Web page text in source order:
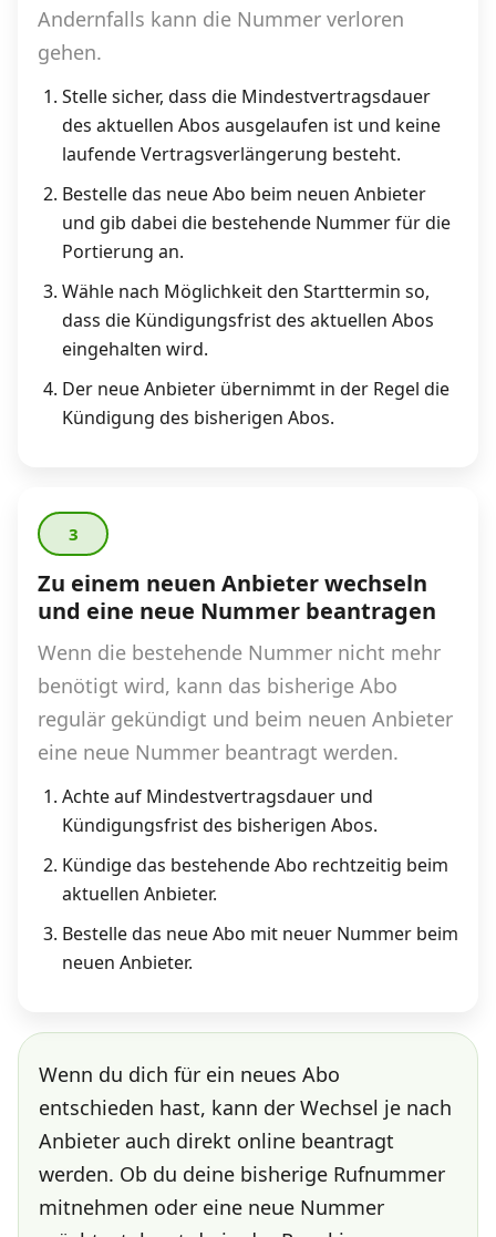
Andernfalls kann die Nummer verloren
gehen.
Stelle sicher, dass die Mindestvertragsdauer
des aktuellen Abos ausgelaufen ist und keine
laufende Vertragsverlängerung besteht.
Bestelle das neue Abo beim neuen Anbieter
und gib dabei die bestehende Nummer für die
Portierung an.
Wähle nach Möglichkeit den Starttermin so,
dass die Kündigungsfrist des aktuellen Abos
eingehalten wird.
Der neue Anbieter übernimmt in der Regel die
Kündigung des bisherigen Abos.
3
Zu einem neuen Anbieter wechseln
und eine neue Nummer beantragen
Wenn die bestehende Nummer nicht mehr
benötigt wird, kann das bisherige Abo
regulär gekündigt und beim neuen Anbieter
eine neue Nummer beantragt werden.
Achte auf Mindestvertragsdauer und
Kündigungsfrist des bisherigen Abos.
Kündige das bestehende Abo rechtzeitig beim
aktuellen Anbieter.
Bestelle das neue Abo mit neuer Nummer beim
neuen Anbieter.
Wenn du dich für ein neues Abo
entschieden hast, kann der Wechsel je nach
Anbieter auch direkt online beantragt
werden. Ob du deine bisherige Rufnummer
mitnehmen oder eine neue Nummer